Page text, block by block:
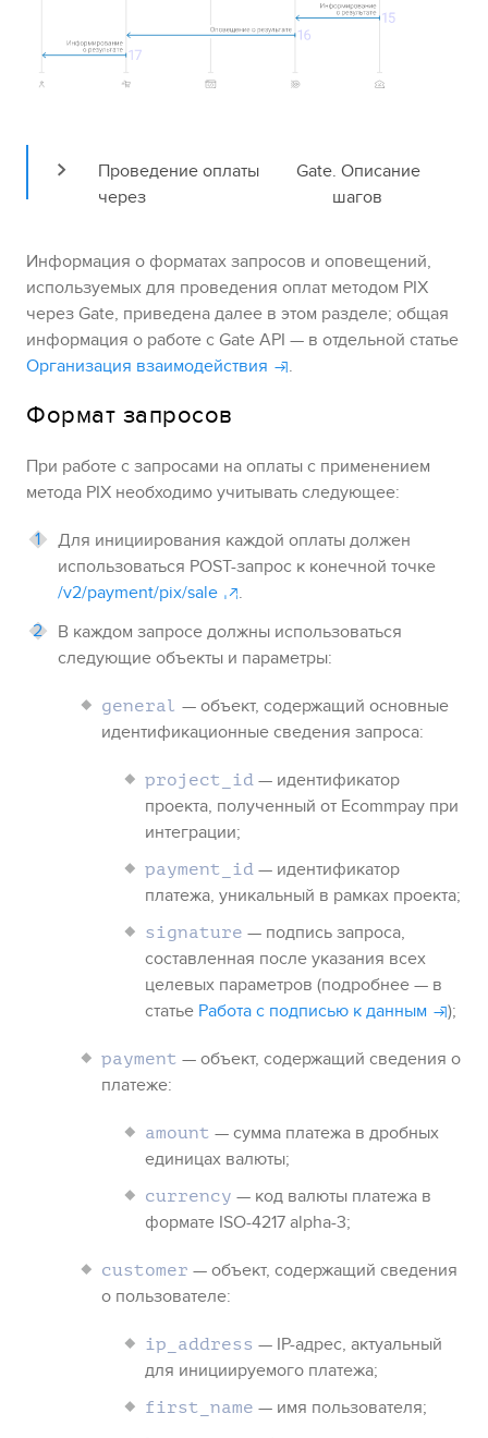
Проведение оплаты
через
Gate. Описание
шагов
Информация о форматах запросов и оповещений,
используемых для проведения оплат методом PIX
через Gate, приведена далее в этом разделе; общая
информация о работе с Gate API — в отдельной статье
Организация взаимодействия
.
Формат запросов
При работе с запросами на оплаты с применением
метода PIX необходимо учитывать следующее:
Для инициирования каждой оплаты должен
использоваться POST-запрос к конечной точке
/v2/payment/pix/sale
.
В каждом запросе должны использоваться
следующие объекты и параметры:
general — объект, содержащий основные
идентификационные сведения запроса:
project_id — идентификатор
проекта, полученный от Ecommpay при
интеграции;
payment_id — идентификатор
платежа, уникальный в рамках проекта;
signature — подпись запроса,
составленная после указания всех
целевых параметров (подробнее — в
статье Работа с подписью к данным );
payment — объект, содержащий сведения о
платеже:
amount — сумма платежа в дробных
единицах валюты;
currency — код валюты платежа в
формате ISO-4217 alpha-3;
customer — объект, содержащий сведения
о пользователе:
ip_address — IP-адрес, актуальный
для инициируемого платежа;
first_name — имя пользователя;